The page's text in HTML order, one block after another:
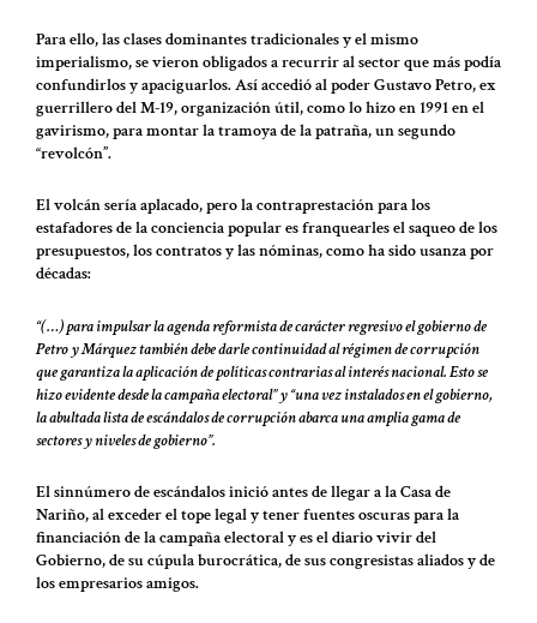
Para ello, las clases dominantes tradicionales y el mismo
imperialismo, se vieron obligados a recurrir al sector que más podía
confundirlos y apaciguarlos. Así accedió al poder Gustavo Petro, ex
guerrillero del M-19, organización útil, como lo hizo en 1991 en el
gavirismo, para montar la tramoya de la patraña, un segundo
“revolcón”.
El volcán sería aplacado, pero la contraprestación para los
estafadores de la conciencia popular es franquearles el saqueo de los
presupuestos, los contratos y las nóminas, como ha sido usanza por
décadas:
“(…) para impulsar la agenda reformista de carácter regresivo el gobierno de
Petro y Márquez también debe darle continuidad al régimen de corrupción
que garantiza la aplicación de políticas contrarias al interés nacional. Esto se
hizo evidente desde la campaña electoral” y “una vez instalados en el gobierno,
la abultada lista de escándalos de corrupción abarca una amplia gama de
sectores y niveles de gobierno”.
El sinnúmero de escándalos inició antes de llegar a la Casa de
Nariño, al exceder el tope legal y tener fuentes oscuras para la
financiación de la campaña electoral y es el diario vivir del
Gobierno, de su cúpula burocrática, de sus congresistas aliados y de
los empresarios amigos.